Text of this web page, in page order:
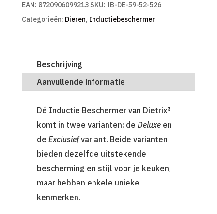
EAN: 8720906099213 SKU: IB-DE-59-52-526
Categorieën: Dieren, Inductiebeschermer
Beschrijving
Aanvullende informatie
Dé Inductie Beschermer van Dietrix®
komt in twee varianten: de Deluxeen
de Exclusiefvariant. Beide varianten
bieden dezelfde uitstekende
bescherming en stijl voor je keuken,
maar hebben enkele unieke
kenmerken.